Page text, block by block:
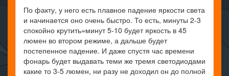
По факту, у него есть плавное падение яркости света
и начинается оно очень быстро. То есть, минуты 2-3
спокойно крутить=минут 5-10 будет яркость в 45
люмен во втором режиме, а дальше будет
постепенное падение. И даже спустя час времени
фонарь будет выдавать теми же тремя светодиодами
какие то 3-5 люмен, ни разу не доходил он до полной